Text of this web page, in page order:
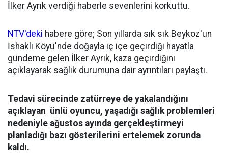
İlker Ayrık verdiği haberle sevenlerini korkuttu.
NTV'deki habere göre; Son yıllarda sık sık Beykoz'un
İshaklı Köyü'nde doğayla iç içe geçirdiği hayatla
gündeme gelen İlker Ayrık, kaza geçirdiğini
açıklayarak sağlık durumuna dair ayrıntıları paylaştı.
Tedavi sürecinde zatürreye de yakalandığını
açıklayan ünlü oyuncu, yaşadığı sağlık problemleri
nedeniyle ağustos ayında gerçekleştirmeyi
planladığı bazı gösterilerini ertelemek zorunda
kaldı.